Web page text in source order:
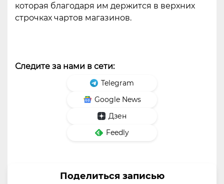
которая благодаря им держится в верхних
строчках чартов магазинов.
Следите за нами в сети:
Telegram
Google News
Дзен
Feedly
Поделиться записью